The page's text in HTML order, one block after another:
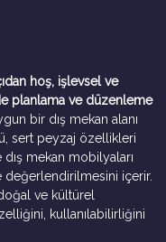
hoş, işlevsel ve
planlama ve düzenleme
bir dış mekan alanı
sert peyzaj özellikleri
mekan mobilyaları
değerlendirilmesini içerir.
doğal ve kültürel
kullanılabilirliğini